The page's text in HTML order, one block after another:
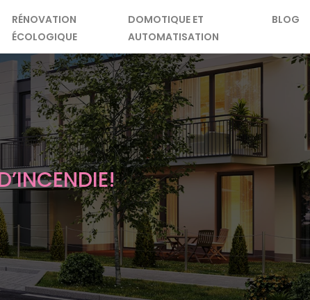
RÉNOVATION
ÉCOLOGIQUE
DOMOTIQUE ET
AUTOMATISATION
BLOG